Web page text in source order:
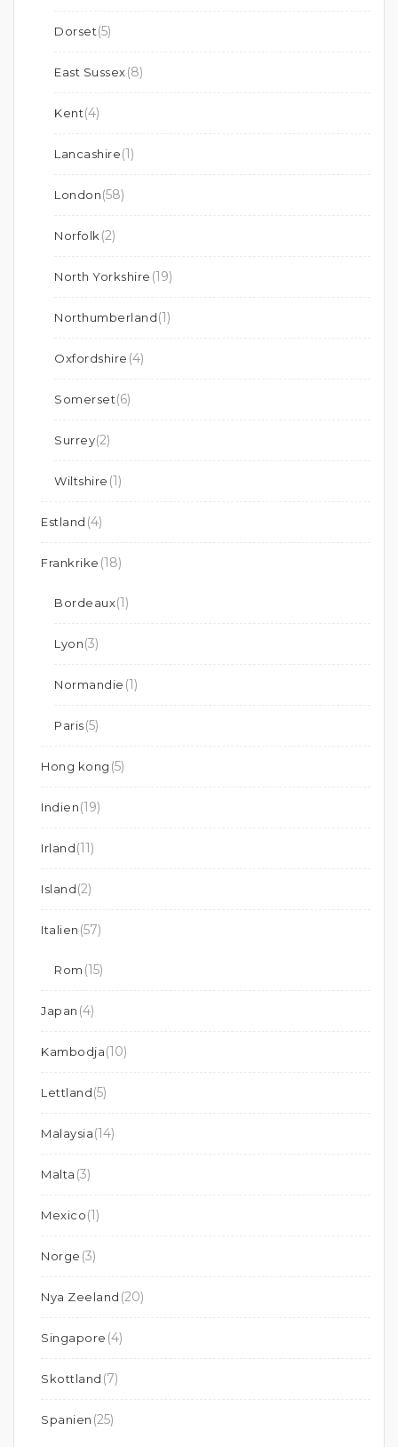
Dorset(5)
East Sussex(8)
Kent(4)
Lancashire(1)
London(58)
Norfolk (2)
North Yorkshire (19)
Northumberland(1)
Oxfordshire (4)
Somerset(6)
Surrey(2)
Wiltshire (1)
Estland (4)
Frankrike (18)
Bordeaux(1)
Lyon(3)
Normandie (1)
Paris(5)
Hong kong (5)
Indien(19)
Irland(11)
Island(2)
Italien (57)
Rom (15)
Japan (4)
Kambodja(10)
Lettland(5)
Malaysia(14)
Malta (3)
Mexico(1)
Norge (3)
Nya Zeeland (20)
Singapore (4)
Skottland (7)
Spanien (25)